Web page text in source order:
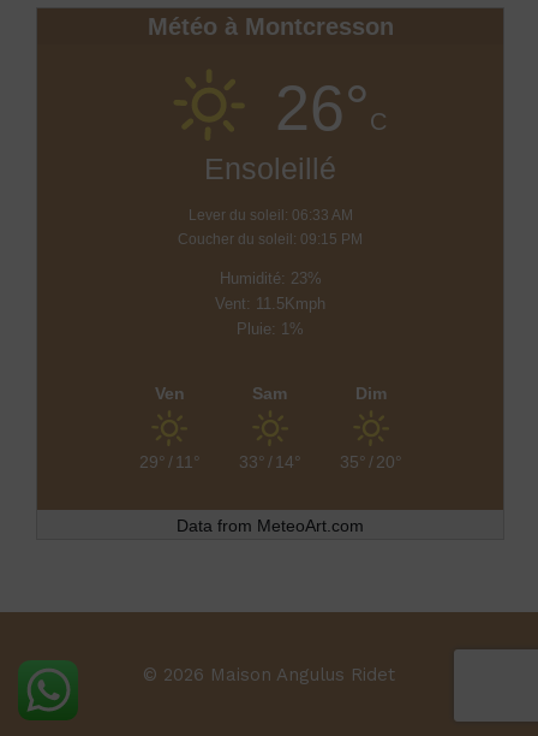
Météo à Montcresson
26°C
Ensoleillé
Lever du soleil: 06:33 AM
Coucher du soleil: 09:15 PM
Humidité: 23%
Vent: 11.5Kmph
Pluie: 1%
Ven
29°/ 11°
Sam
33°/ 14°
Dim
35°/ 20°
Data from MeteoArt.com
© 2026 Maison Angulus Ridet